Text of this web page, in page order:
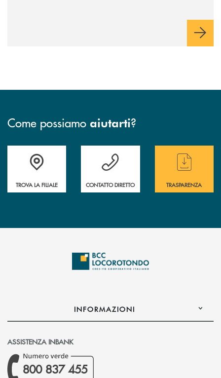
Come possiamo aiutarti?
Accedi all' elenco completo delle filiali
TROVA LA FILIALE
Hai bisogno di assistenza immediata ?
CONTATTO DIRETTO
Hai bisogno di
TRASPARENZA
INFORMAZIONI
ASSISTENZA INBANK
800 837 455